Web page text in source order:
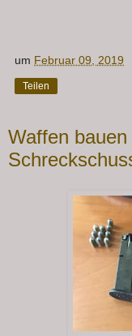
um Februar 09, 2019
Teilen
Waffen bauen